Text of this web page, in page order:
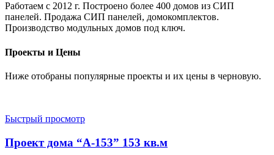
Работаем с 2012 г. Построено более 400 домов из СИП
панелей. Продажа СИП панелей, домокомплектов.
Производство модульных домов под ключ.
Проекты и Цены
Ниже отобраны популярные проекты и их цены в черновую.
Быстрый просмотр
Проект дома “А-153” 153 кв.м